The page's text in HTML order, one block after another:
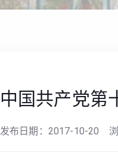
中国共产党第
发布日期： 2017-10-20 浏